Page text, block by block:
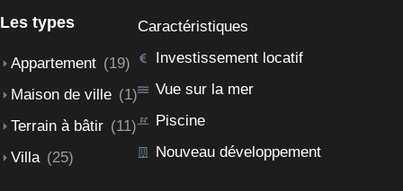
Les types
Appartement (19)
Maison de ville (1)
Terrain à bâtir (11)
Villa (25)
Caractéristiques
Investissement locatif
Vue sur la mer
Piscine
Nouveau développement